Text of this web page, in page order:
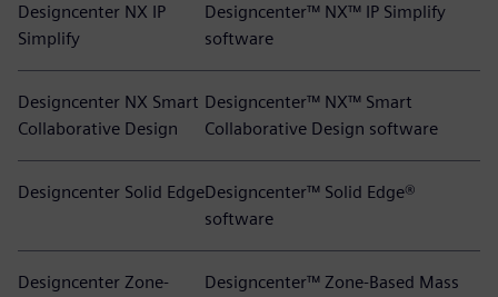
Designcenter NX IP
Simplify
Designcenter™ NX™ IP Simplify
software
Designcenter NX Smart
Collaborative Design
Designcenter™ NX™ Smart
Collaborative Design software
Designcenter Solid EdgeDesigncenter™ Solid Edge®
software
Designcenter Zone-
Designcenter™ Zone-Based Mass